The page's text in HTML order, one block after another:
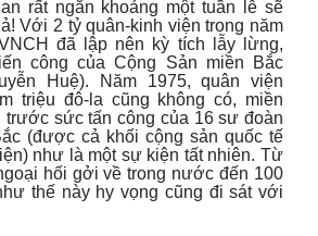
rất ngắn khoảng một tuần lễ sẽ
Với 2 tỷ quân-kinh viện trong năm
đã lập nên kỳ tích lẫy lừng,
công của Cộng Sản miền Bắc
Huệ). Năm 1975, quân viện
triệu đô-la cũng không có, miền
trước sức tấn công của 16 sư đoàn
(được cả khối cộng sản quốc tế
như là một sự kiện tất nhiên. Từ
hối gởi về trong nước đến 100
thế này hy vọng cũng đi sát với